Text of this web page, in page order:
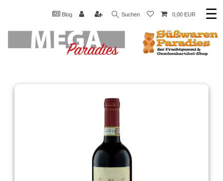
Blog Suchen 0,00 EUR ☰